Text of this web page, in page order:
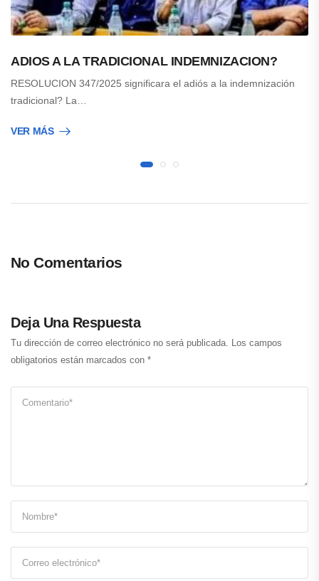
ADIOS A LA TRADICIONAL INDEMNIZACION?
RESOLUCION 347/2025 significara el adiós a la indemnización
tradicional? La…
VER MÁS
No Comentarios
Deja Una Respuesta
Tu dirección de correo electrónico no será publicada. Los campos
obligatorios están marcados con *